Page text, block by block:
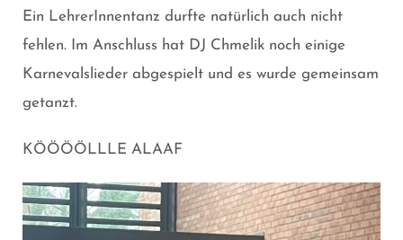
Ein LehrerInnentanz durfte natürlich auch nicht
fehlen. Im Anschluss hat DJ Chmelik noch einige
Karnevalslieder abgespielt und es wurde gemeinsam
getanzt.
KÖÖÖÖLLLE ALAAF